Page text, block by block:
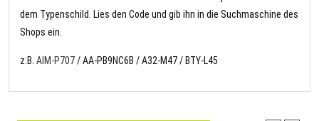
dem Typenschild. Lies den Code und gib ihn in die Suchmaschine des
Shops ein.
z.B. AIM-P707/ AA-PB9NC6B / A32-M47 / BTY-L45